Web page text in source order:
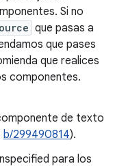
Si no
que pasas a
que pases
que realices
componentes.
de texto
b/299490814).
para los